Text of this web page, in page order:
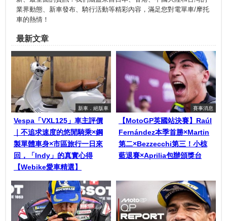
業界動態、新車發布、騎行活動等精彩內容，滿足您對電單車/摩托
車的熱情！
最新文章
新車．絕版車
Vespa「VXL125」車主評價
｜不追求速度的悠閒騎乘×鋼
製單體車身×市區旅行一日來
回，「Indy」的真實心得
【Webike愛車精選】
賽事消息
【MotoGP英國站決賽】Raúl
Fernández本季首勝×Martin
第二×Bezzecchi第三！小椋
藍退賽×Aprilia包辦頒獎台